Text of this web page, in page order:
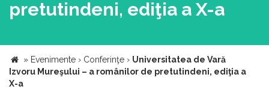
pretutindeni, ediţia a X-a
» Evenimente › Conferinţe › Universitatea de Vară
Izvoru Mureşului – a românilor de pretutindeni, ediţia a
X-a